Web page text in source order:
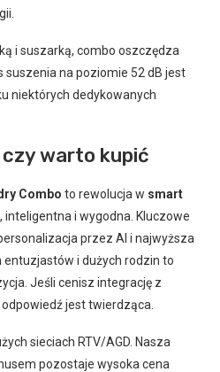
i suszarką, combo oszczędza
suszenia na poziomie 52 dB jest
niektórych dedykowanych
czy warto kupić
Combo to rewolucja w smart
inteligentna i wygodna. Kluczowe
przez AI i najwyższa
entuzjastów i dużych rodzin to
Jeśli cenisz integrację z
jest twierdząca.
sieciach RTV/AGD. Nasza
pozostaje wysoka cena